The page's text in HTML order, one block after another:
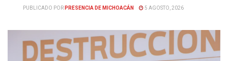
PUBLICADO POR PRESENCIA DE MICHOACÁN 5 AGOSTO, 2026